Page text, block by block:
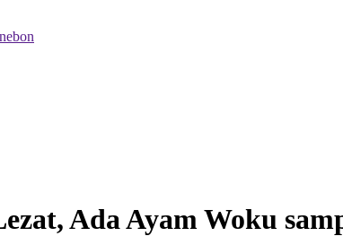
Ada Ayam Woku